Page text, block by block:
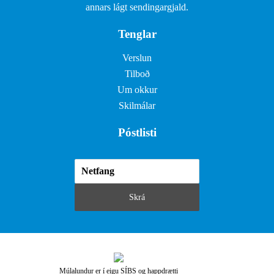
annars lágt sendingargjald.
Tenglar
Verslun
Tilboð
Um okkur
Skilmálar
Póstlisti
Múlalundur er í eigu SÍBS og happdrætti